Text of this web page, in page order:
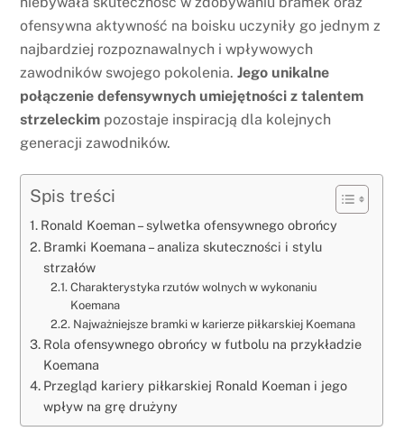
ofensywna aktywność na boisku uczyniły go jednym z
najbardziej rozpoznawalnych i wpływowych
zawodników swojego pokolenia.Jego unikalne
połączenie defensywnych umiejętności z talentem
strzeleckim pozostaje inspiracją dla kolejnych
generacji zawodników.
Spis treści
Ronald Koeman – sylwetka ofensywnego obrońcy
Bramki Koemana – analiza skuteczności i stylu
strzałów
Charakterystyka rzutów wolnych w wykonaniu
Koemana
Najważniejsze bramki w karierze piłkarskiej Koemana
Rola ofensywnego obrońcy w futbolu na przykładzie
Koemana
Przegląd kariery piłkarskiej Ronald Koeman i jego
wpływ na grę drużyny